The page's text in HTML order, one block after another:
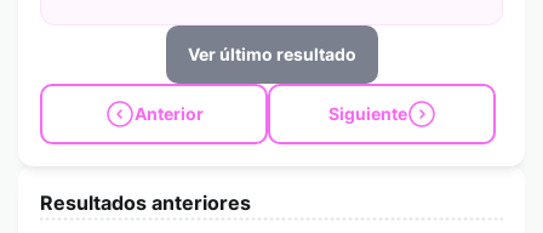
Ver último resultado
Anterior Siguiente
Resultados anteriores